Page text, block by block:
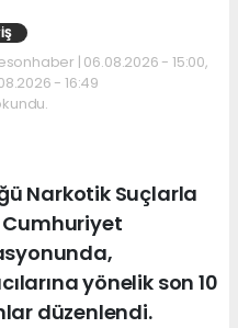
| 06.08.2026 - 15:00,
- 16:49
Narkotik Suçlarla
Cumhuriyet
yönelik son 10
düzenlendi.